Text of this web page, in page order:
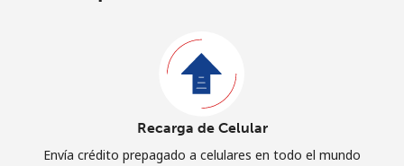
Recarga de Celular
Envía crédito prepagado a celulares en todo el mundo